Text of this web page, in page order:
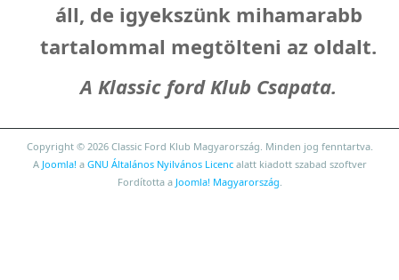
áll, de igyekszünk mihamarabb
tartalommal megtölteni az oldalt.
A Klassic ford Klub Csapata.
Copyright © 2026 Classic Ford Klub Magyarország. Minden jog fenntartva.
A Joomla! a GNU Általános Nyilvános Licencalatt kiadott szabad szoftver
Fordította a Joomla! Magyarország.